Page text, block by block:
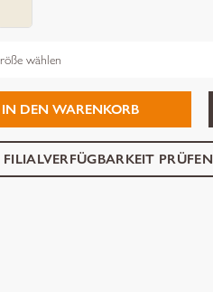
IN DEN WARENKORB
FILIALVERFÜGBARKEIT PRÜFEN